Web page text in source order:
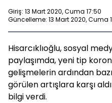
Giriş: 13 Mart 2020, Cuma 17:50
Güncelleme: 13 Mart 2020, Cuma
Hisarcıklıoğlu, sosyal
paylaşımda, yeni tip
gelişmelerin ardından
görülen artışlara karşı
bilgi verdi.